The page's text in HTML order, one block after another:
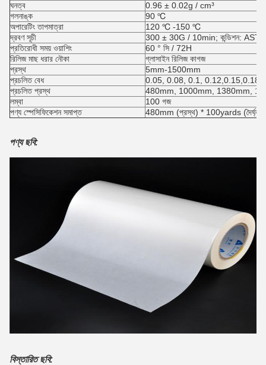
ঘনত্ব
0.96 ± 0.02g / cm³
গলনাঙ্ক
90 ℃
অপারেটিং তাপমাত্রা
120 ℃ -150 ℃
দ্রবণ সূচী
300 ± 30G / 10min; কন্ডিশন:
প্রতিরোধী সময় ওয়াশিং
60 ° সি / 72H
রিলিজ মাছ ধরার নৌকা
গ্লাসাইন রিলিজ কাগজ
প্রস্থ
5mm-1500mm
প্রচলিত বেধ
0.05, 0.08, 0.1, 0.12,0.15,0.18
প্রচলিত প্রস্থ
480mm, 1000mm, 1380mm,
লম্বা
100 গজ
পণ্য স্পেসিফিকেশন সমাপ্ত
480mm (প্রস্থ) * 100yards (দৈর্ঘ্য)
পণ্য ছবি:
বিস্তারিত ছবি: